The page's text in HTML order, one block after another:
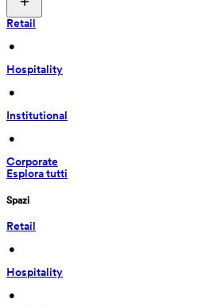
Retail
•
Hospitality
•
Institutional
•
Corporate
Esplora tutti
Spazi
Retail
•
Hospitality
•